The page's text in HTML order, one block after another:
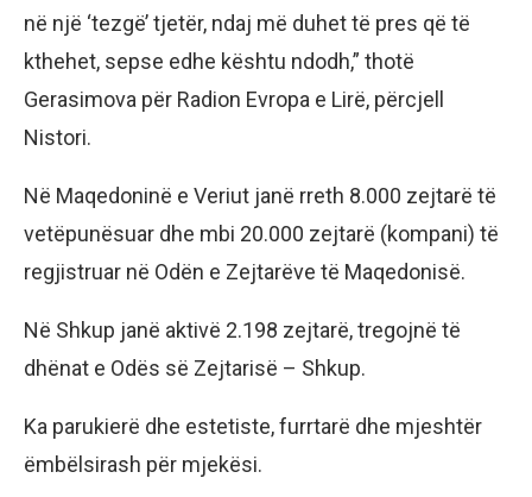
në një ‘tezgë’ tjetër, ndaj më duhet të pres që të
kthehet, sepse edhe kështu ndodh,” thotë
Gerasimova për Radion Evropa e Lirë, përcjell
Nistori.
Në Maqedoninë e Veriut janë rreth 8.000 zejtarë të
vetëpunësuar dhe mbi 20.000 zejtarë (kompani) të
regjistruar në Odën e Zejtarëve të Maqedonisë.
Në Shkup janë aktivë 2.198 zejtarë, tregojnë të
dhënat e Odës së Zejtarisë – Shkup.
Ka parukierë dhe estetiste, furrtarë dhe mjeshtër
ëmbëlsirash për mjekësi.